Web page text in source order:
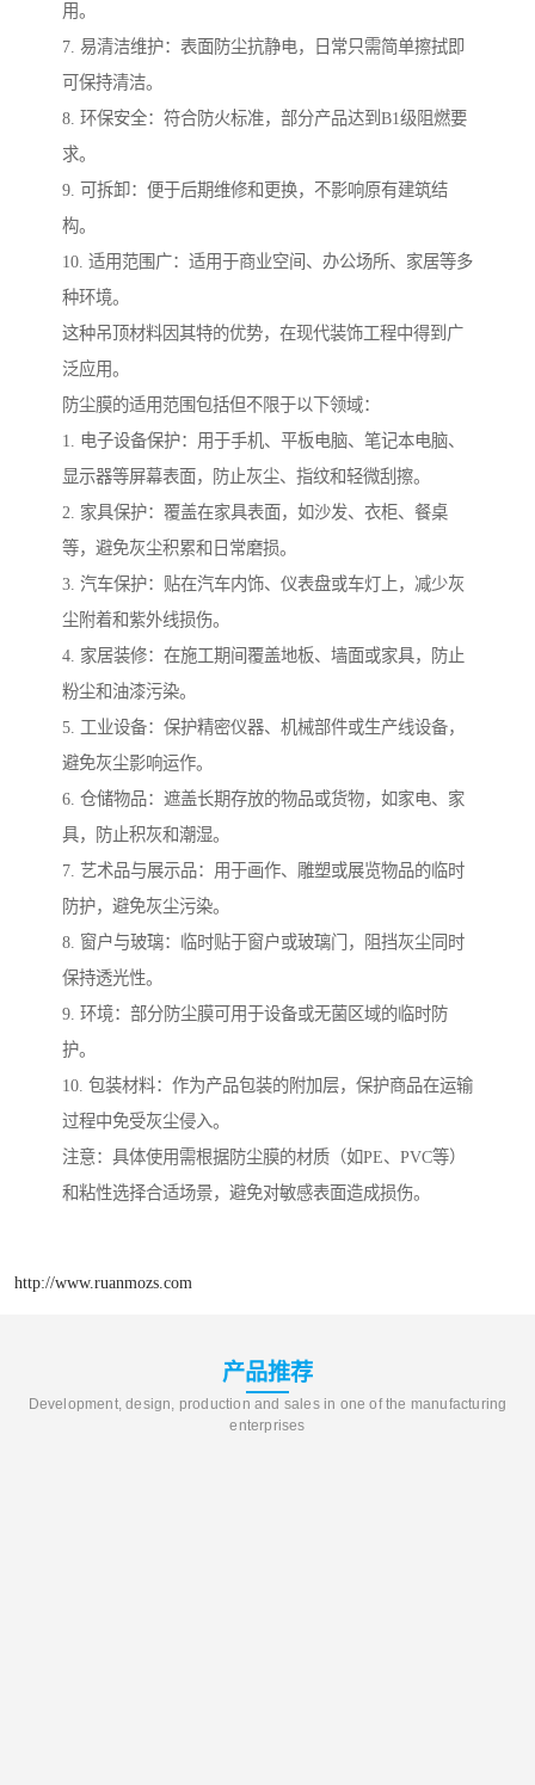
用。
7. 易清洁维护：表面防尘抗静电，日常只需简单擦拭即
可保持清洁。
8. 环保安全：符合防火标准，部分产品达到B1级阻燃要
求。
9. 可拆卸：便于后期维修和更换，不影响原有建筑结
构。
10. 适用范围广：适用于商业空间、办公场所、家居等多
种环境。
这种吊顶材料因其特的优势，在现代装饰工程中得到广
泛应用。
防尘膜的适用范围包括但不限于以下领域：
1. 电子设备保护：用于手机、平板电脑、笔记本电脑、
显示器等屏幕表面，防止灰尘、指纹和轻微刮擦。
2. 家具保护：覆盖在家具表面，如沙发、衣柜、餐桌
等，避免灰尘积累和日常磨损。
3. 汽车保护：贴在汽车内饰、仪表盘或车灯上，减少灰
尘附着和紫外线损伤。
4. 家居装修：在施工期间覆盖地板、墙面或家具，防止
粉尘和油漆污染。
5. 工业设备：保护精密仪器、机械部件或生产线设备，
避免灰尘影响运作。
6. 仓储物品：遮盖长期存放的物品或货物，如家电、家
具，防止积灰和潮湿。
7. 艺术品与展示品：用于画作、雕塑或展览物品的临时
防护，避免灰尘污染。
8. 窗户与玻璃：临时贴于窗户或玻璃门，阻挡灰尘同时
保持透光性。
9. 环境：部分防尘膜可用于设备或无菌区域的临时防
护。
10. 包装材料：作为产品包装的附加层，保护商品在运输
过程中免受灰尘侵入。
注意：具体使用需根据防尘膜的材质（如PE、PVC等）
和粘性选择合适场景，避免对敏感表面造成损伤。
http://www.ruanmozs.com
产品推荐
Development, design, production and sales in one of the manufacturing
enterprises